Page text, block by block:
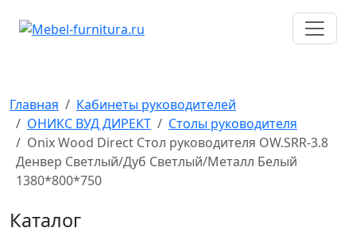
Главная
Кабинеты руководителей
ОНИКС ВУД ДИРЕКТ
Столы руководителя
Onix Wood Direct Стол руководителя OW.SRR-3.8
Денвер Светлый/Дуб Светлый/Металл Белый
1380*800*750
Каталог